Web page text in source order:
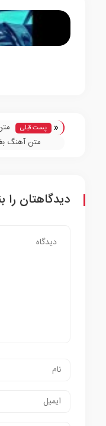
« پست قبلی
متن آهنگ
دیدگاهتان را